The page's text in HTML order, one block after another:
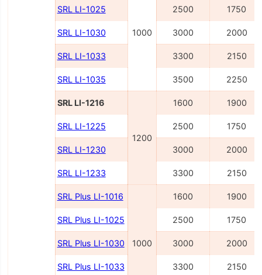
1000
SRL LI-1025 2500 1750
SRL LI-1030 3000 2000
SRL LI-1033 3300 2150
SRL LI-1035 3500 2250
SRL LI-1216
1200
1600 1900
SRL LI-1225 2500 1750
SRL LI-1230 3000 2000
SRL LI-1233 3300 2150
SRL Plus LI-1016
1000
1600 1900
SRL Plus LI-1025 2500 1750
SRL Plus LI-1030 3000 2000
SRL Plus LI-1033 3300 2150